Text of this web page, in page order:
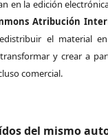
en la edición
Atribución
el material
y crear a
comercial.
del mismo